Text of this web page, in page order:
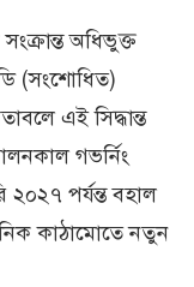
অধিভুক্ত
(সংশোধিত)
এই সিদ্ধান্ত
গভর্নিং
২০২৭ পর্যন্ত বহাল
কাঠামোতে নতুন